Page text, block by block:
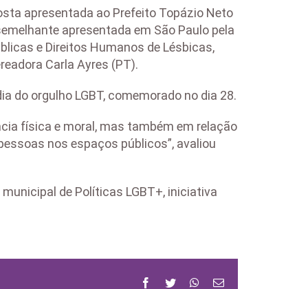
apresentada ao Prefeito Topázio Neto
apresentada em São Paulo pela
e Direitos Humanos de Lésbicas,
Carla Ayres (PT).
do orgulho LGBT, comemorado no dia 28.
física e moral, mas também em relação
nos espaços públicos”, avaliou
de Políticas LGBT+, iniciativa
Facebook
Twitter WhatsApp
Email